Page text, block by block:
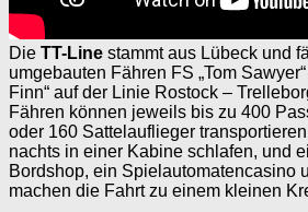
Die TT-Line stammt aus Lübeck und
umgebauten Fähren FS „Tom
Finn“ auf der Linie Rostock –
Fähren können jeweils bis zu 400
oder 160 Sattelauflieger
nachts in einer Kabine schlafen, und
Bordshop, ein Spielautomatencasino
machen die Fahrt zu einem kleinen